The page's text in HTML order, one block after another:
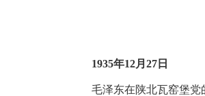
1935年12月27日
毛泽东在陕北瓦窑堡党的